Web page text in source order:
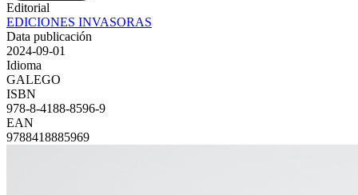
Editorial
EDICIONES INVASORAS
Data publicación
2024-09-01
Idioma
GALEGO
ISBN
978-8-4188-8596-9
EAN
9788418885969